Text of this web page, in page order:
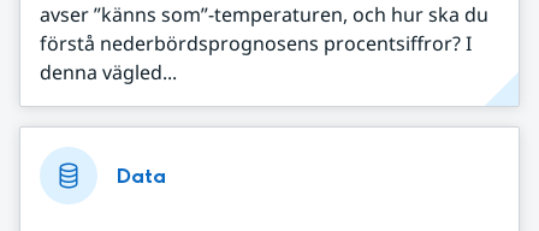
avser ”känns som”-temperaturen, och hur ska du
förstå nederbördsprognosens procentsiffror? I
denna vägled...
Data